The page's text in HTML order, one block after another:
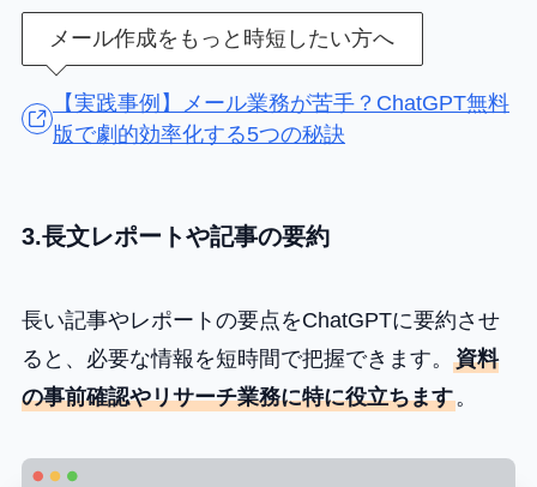
メール作成をもっと時短したい方へ
【実践事例】メール業務が苦手？ChatGPT無料
版で劇的効率化する5つの秘訣
3.長文レポートや記事の要約
長い記事やレポートの要点をChatGPTに要約させ
ると、必要な情報を短時間で把握できます。 資料
の事前確認やリサーチ業務に特に役立ちます​。